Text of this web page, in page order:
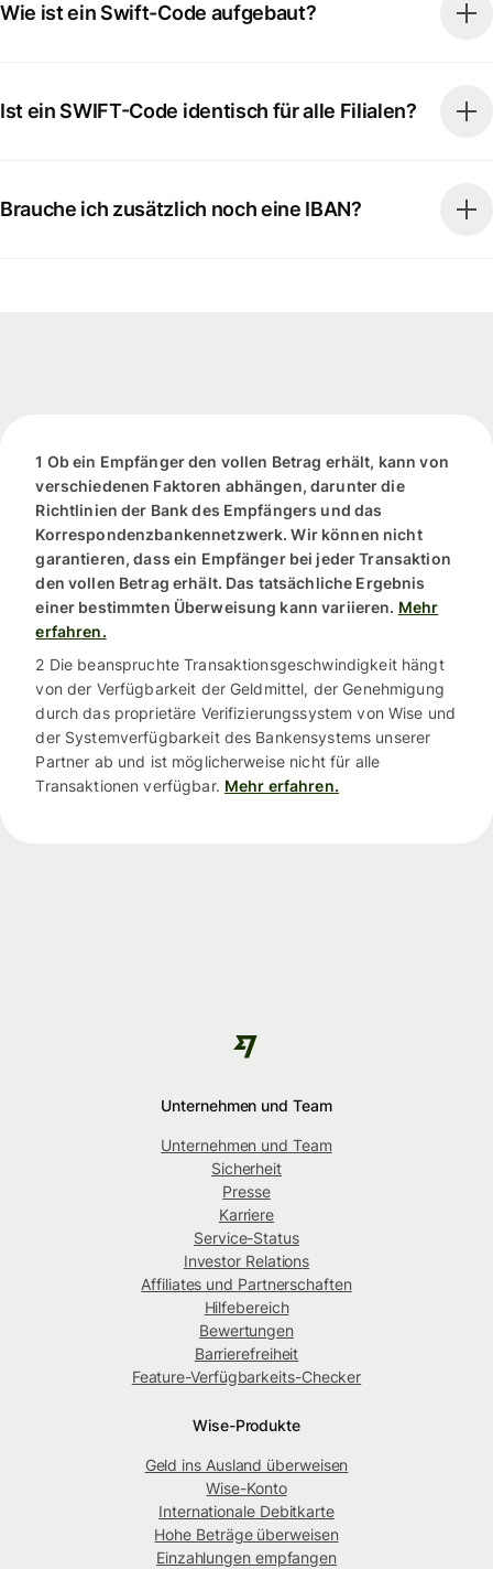
Wie ist ein Swift-Code aufgebaut?
Ist ein SWIFT-Code identisch für alle Filialen?
Brauche ich zusätzlich noch eine IBAN?
1 Ob ein Empfänger den vollen Betrag erhält, kann von
verschiedenen Faktoren abhängen, darunter die
Richtlinien der Bank des Empfängers und das
Korrespondenzbankennetzwerk. Wir können nicht
garantieren, dass ein Empfänger bei jeder Transaktion
den vollen Betrag erhält. Das tatsächliche Ergebnis
einer bestimmten Überweisung kann variieren. Mehr
erfahren.
2 Die beanspruchte Transaktionsgeschwindigkeit hängt
von der Verfügbarkeit der Geldmittel, der Genehmigung
durch das proprietäre Verifizierungssystem von Wise und
der Systemverfügbarkeit des Bankensystems unserer
Partner ab und ist möglicherweise nicht für alle
Transaktionen verfügbar. Mehr erfahren.
Unternehmen und Team
Unternehmen und Team
Sicherheit
Presse
Karriere
Service-Status
Investor Relations
Affiliates und Partnerschaften
Hilfebereich
Bewertungen
Barrierefreiheit
Feature-Verfügbarkeits-Checker
Wise-Produkte
Geld ins Ausland überweisen
Wise-Konto
Internationale Debitkarte
Hohe Beträge überweisen
Einzahlungen empfangen